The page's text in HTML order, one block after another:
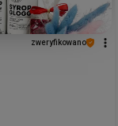
zweryfikowano